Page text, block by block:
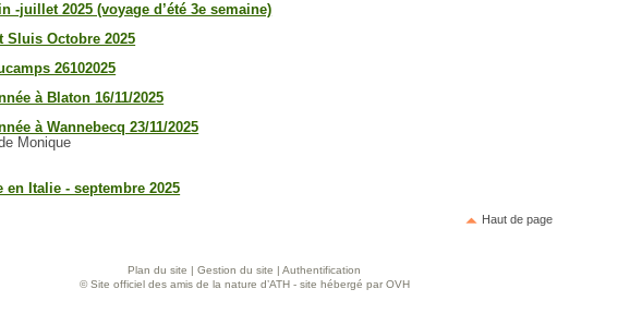
-juillet 2025 (voyage d’été 3e semaine)
Sluis Octobre 2025
26102025
à Blaton 16/11/2025
à Wannebecq 23/11/2025
Monique
en Italie - septembre 2025
Haut de page
Plan du site | Gestion du site | Authentification
© Site officiel des amis de la nature d’ATH - site hébergé par OVH